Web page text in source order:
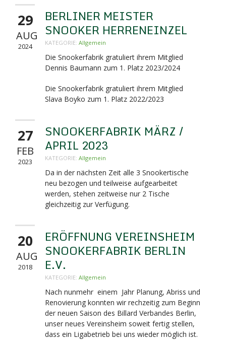
29
AUG
2024
BERLINER MEISTER
SNOOKER HERRENEINZEL
KATEGORIE: Allgemein
Die Snookerfabrik gratuliert ihrem Mitglied
Dennis Baumann zum 1. Platz 2023/2024
Die Snookerfabrik gratuliert ihrem Mitglied
Slava Boyko zum 1. Platz 2022/2023
27
FEB
2023
SNOOKERFABRIK MÄRZ /
APRIL 2023
KATEGORIE: Allgemein
Da in der nächsten Zeit alle 3 Snookertische
neu bezogen und teilweise aufgearbeitet
werden, stehen zeitweise nur 2 Tische
gleichzeitig zur Verfügung.
20
AUG
2018
ERÖFFNUNG VEREINSHEIM
SNOOKERFABRIK BERLIN
E.V.
KATEGORIE: Allgemein
Nach nunmehr einem Jahr Planung, Abriss und
Renovierung konnten wir rechzeitig zum Beginn
der neuen Saison des Billard Verbandes Berlin,
unser neues Vereinsheim soweit fertig stellen,
dass ein Ligabetrieb bei uns wieder möglich ist.